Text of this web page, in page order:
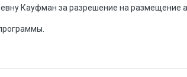
Кауфман за разрешение на размещение